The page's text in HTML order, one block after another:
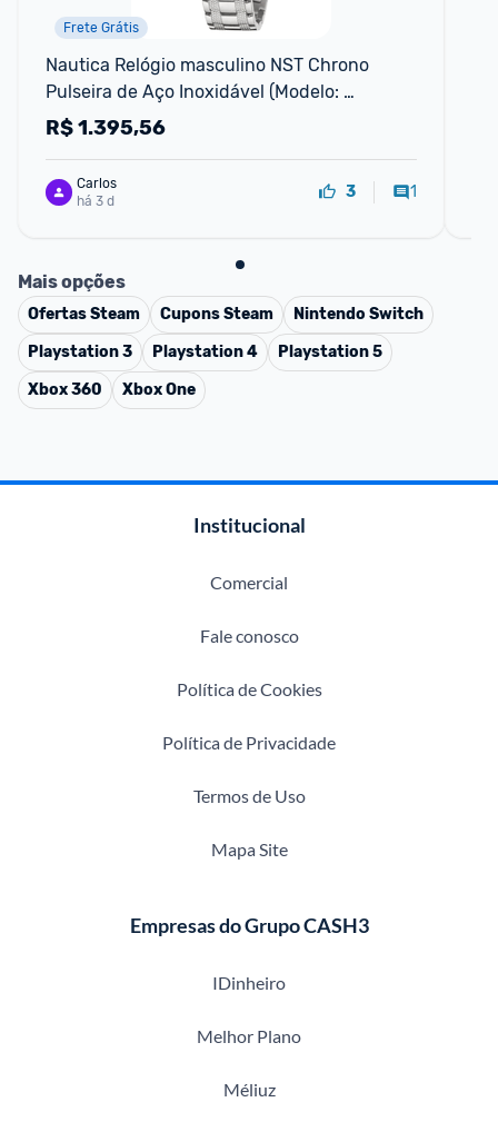
Frete Grátis
Nautica Relógio masculino NST Chrono
Pulseira de Aço Inoxidável (Modelo:
NAPNSF204) Prata Moderno
R$1.395,56
Carlos
há 3 d
3 1
Mais opções
OfertasSteam CuponsSteam
Nintendo Switch
Playstation 3
Playstation 4
Playstation 5
Xbox 360
Xbox One
Institucional
Comercial
Fale conosco
Política de Cookies
Política de Privacidade
Termos de Uso
Mapa Site
Empresas do Grupo CASH3
IDinheiro
Melhor Plano
Méliuz